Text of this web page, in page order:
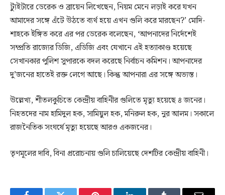
ট্যুইটারে ডেরেক ও ব্রায়েন লিখেছেন, নিয়ম মেনে লড়াই করে যখন
আমাদের সঙ্গে এঁটে উঠতে ব্যর্থ হয়ে এখন গুলি করে মারছেন?’ মোদি-
শাহকে ইঙ্গিত করে এর পর ডেরেক বলেছেন, ‘আপনাদের নির্দেশেই
সম্প্রতি রাজ্যের ডিজি, এডিজি এবং যেখানে এই হত্যাকাণ্ড হয়েছে
সেখানকার পুলিশ সুপারকে বদল করেছে নির্বাচন কমিশন। আপনাদের
দু’জনের হাতেই রক্ত লেগে আছে। কিন্তু আপনারা এর সঙ্গে অভ্যস্ত।
উল্লেখ্য, শীতলকুচিতে কেন্দ্রীয় বাহিনীর গুলিতে মৃত্যু হয়েছে ৪ জনের।
নিহতদের নাম হামিদুল হক, সামিয়ুল হক, মনিরুল হক, নুর আলম। সকালে
রাজনৈতিক সংঘর্ষে মৃত্যু হয়েছে আরও একজনের।
তৃণমূলের দাবি, বিনা প্ররোচনায় গুলি চালিয়েছে দেশটির কেন্দ্রীয় বাহিনী।